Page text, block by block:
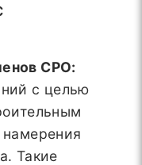
СРО:
с целью
намерения
Такие